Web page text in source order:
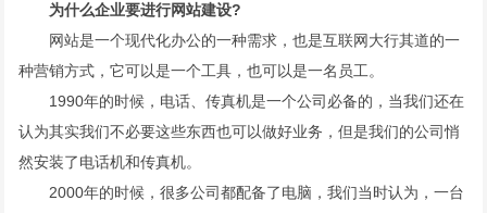
为什么企业要进行网站建设?
网站是一个现代化办公的一种需求，也是互联网大行其道的一
种营销方式，它可以是一个工具，也可以是一名员工。
1990年的时候，电话、传真机是一个公司必备的，当我们还在
认为其实我们不必要这些东西也可以做好业务，但是我们的公司悄
然安装了电话机和传真机。
2000年的时候，很多公司都配备了电脑，我们当时认为，一台